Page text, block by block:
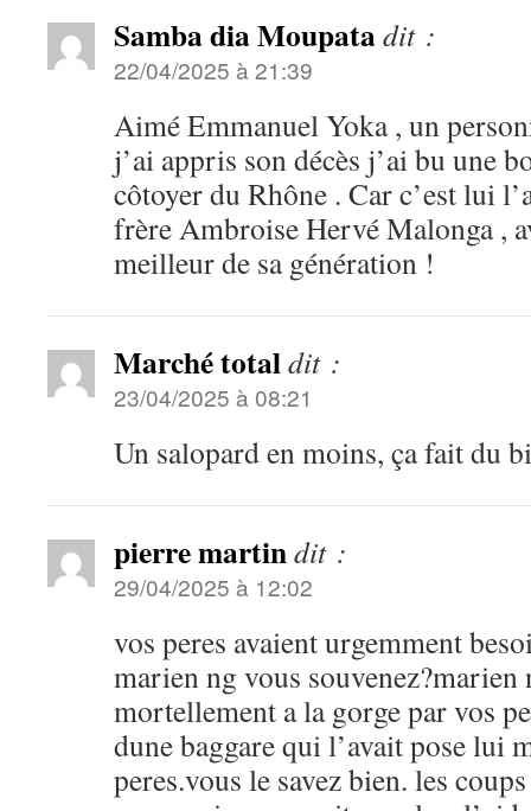
Samba dia Moupatadit :
22/04/2025 à 21:39
Aimé Emmanuel Yoka , un
j’ai appris son décès j’ai bu une
côtoyer du Rhône . Car c’est lui
frère Ambroise Hervé Malonga ,
meilleur de sa génération !
Marché totaldit :
23/04/2025 à 08:21
Un salopard en moins, ça fait du
pierre martindit :
29/04/2025 à 12:02
vos peres avaient urgemment
marien ng vous
mortellement a la gorge par vos
dune baggare qui l’avait pose lui
peres.vous le savez bien. les